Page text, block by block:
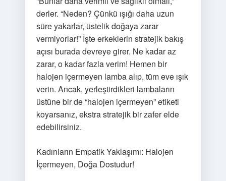
derler. “Neden? Çünkü ışığı daha uzun
süre yakarlar, üstelik doğaya zarar
vermiyorlar!” İşte erkeklerin stratejik bakış
açısı burada devreye girer. Ne kadar az
zarar, o kadar fazla verim! Hemen bir
halojen içermeyen lamba alıp, tüm eve ışık
verin. Ancak, yerleştirdikleri lambaların
üstüne bir de “halojen içermeyen” etiketi
koyarsanız, ekstra stratejik bir zafer elde
edebilirsiniz.
Kadınların Empatik Yaklaşımı: Halojen
İçermeyen, Doğa Dostudur!